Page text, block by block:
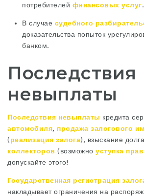
потребителей финансовых услуг.
В случае судебного
доказательства попыток
банком.
Последствия
невыплаты
Последствия невыплаты кредита
автомобиля‚ продажа залогового
(реализация залога)‚ взыскание
коллекторов (возможно уступка
допускайте этого!
Государственная регистрация
накладывает ограничения на